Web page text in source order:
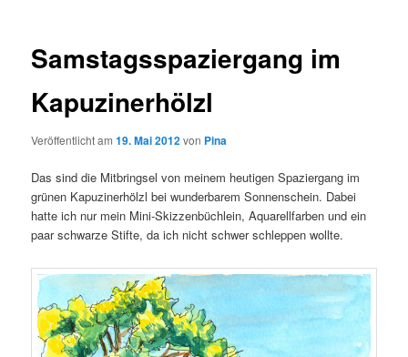
Samstagsspaziergang im
Kapuzinerhölzl
Veröffentlicht am19. Mai 2012von Pina
Das sind die Mitbringsel von meinem heutigen Spaziergang im
grünen Kapuzinerhölzl bei wunderbarem Sonnenschein. Dabei
hatte ich nur mein Mini-Skizzenbüchlein, Aquarellfarben und ein
paar schwarze Stifte, da ich nicht schwer schleppen wollte.